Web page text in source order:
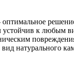
к любым
натурального